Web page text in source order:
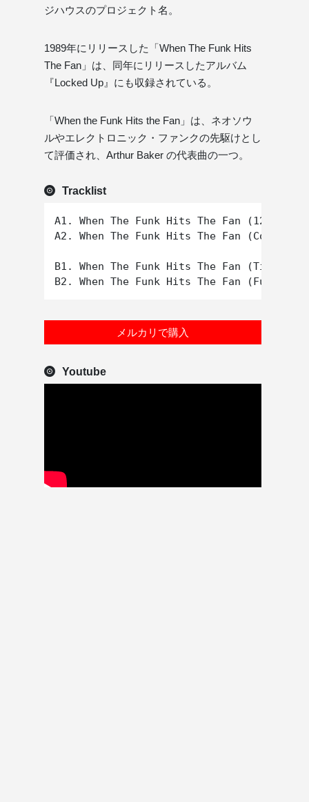
ジハウスのプロジェクト名。
1989年にリリースした「When The Funk Hits
The Fan」は、同年にリリースしたアルバム
『Locked Up』にも収録されている。
「When the Funk Hits the Fan」は、ネオソウ
ルやエレクトロニック・ファンクの先駆けとし
て評価され、Arthur Baker の代表曲の一つ。
Tracklist
A1. When The Funk Hits The Fan (12"
A2. When The Funk Hits The Fan (Cold
B1. When The Funk Hits The Fan (Tiny's
メルカリで購入
Youtube